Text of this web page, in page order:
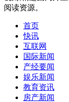
阅读资源。
首页
快讯
互联网
国际新闻
产经要闻
娱乐新闻
教育资讯
房产新闻